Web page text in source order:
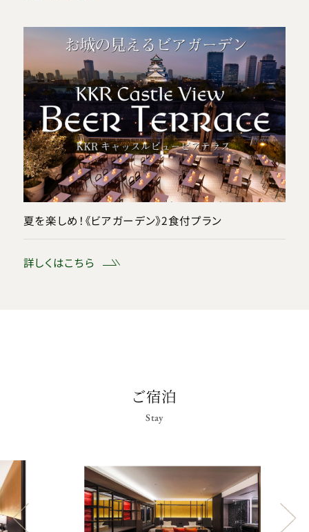
夏を楽しめ！《ビアガーデン》2食付プラン
詳しくはこちら
ご宿泊
Stay